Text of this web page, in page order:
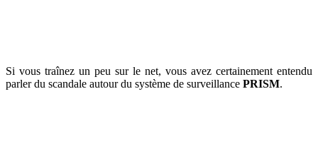
Si vous traînez un peu sur le net, vous avez certainement entendu
parler du scandale autour du système de surveillance PRISM.